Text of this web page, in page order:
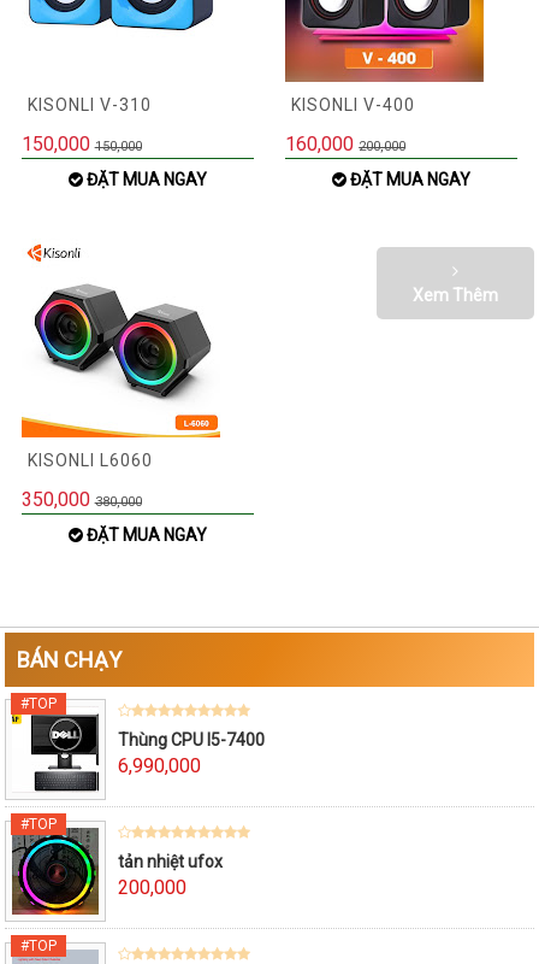
KISONLI V-310
150,000 150,000
ĐẶT MUA NGAY
KISONLI V-400
160,000 200,000
ĐẶT MUA NGAY
KISONLI L6060
350,000 380,000
ĐẶT MUA NGAY
Xem Thêm
BÁN CHẠY
Thùng CPU I5-7400
6,990,000
tản nhiệt ufox
200,000